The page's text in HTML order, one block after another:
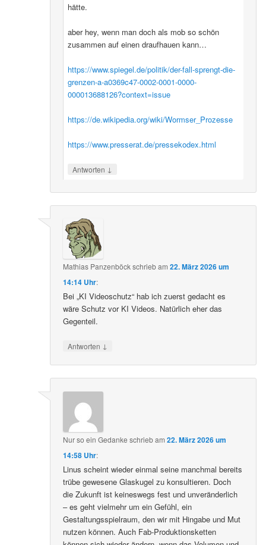
hätte.
aber hey, wenn man doch als mob so schön
zusammen auf einen draufhauen kann…
https://www.spiegel.de/politik/der-fall-sprengt-die-
grenzen-a-a0369c47-0002-0001-0000-
000013688126?context=issue
https://de.wikipedia.org/wiki/Wormser_Prozesse
https://www.presserat.de/pressekodex.html
Antworten ↓
Mathias Panzenböckschriebam22. März 2026 um
14:14 Uhr:
Bei „KI Videoschutz“ hab ich zuerst gedacht es
wäre Schutz vor KI Videos. Natürlich eher das
Gegenteil.
Antworten ↓
Nur so ein Gedanke schriebam22. März 2026 um
14:58 Uhr:
Linus scheint wieder einmal seine manchmal bereits
trübe gewesene Glaskugel zu konsultieren. Doch
die Zukunft ist keineswegs fest und unveränderlich
– es geht vielmehr um ein Gefühl, ein
Gestaltungsspielraum, den wir mit Hingabe und Mut
nutzen können. Auch Fab-Produktionsketten